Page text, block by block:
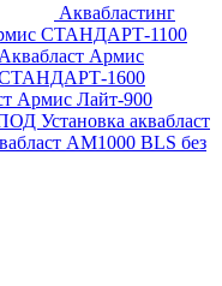
Аквабластинг
СТАНДАРТ-1100
Аквабласт Армис
СТАНДАРТ-1600
Армис Лайт-900
ПОД Установка аквабласт
AM1000 BLS без